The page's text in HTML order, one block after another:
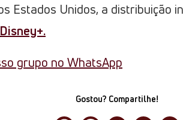
Estados Unidos, a distribuição
Disney+.
grupo no WhatsApp
Gostou? Compartilhe!